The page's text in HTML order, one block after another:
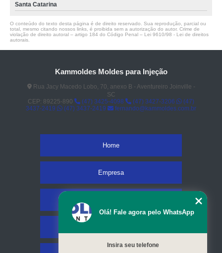
Santa Catarina
O conteúdo do texto desta página é de direito reservado. Sua reprodução, parcial ou
total, mesmo citando nossos links, é proibida sem a autorização do autor. Crime de
violação de direito autoral – artigo 184 do Código Penal – Lei 9610/98 - Lei de direitos
autorais
Kammoldes Moldes para Injeção
Rua Jacy Macedo Lobo, 70, anexo B - Aventureiro Joinville -
SC
CEP: 89225-890
(47) 3425-4098 (47) 3427-3206
(47)
3437-2419
(47) 3437-2419 fernando@kammoldes.com.br
Home
Empresa
Olá! Fale agora pelo WhatsApp
Insira seu telefone